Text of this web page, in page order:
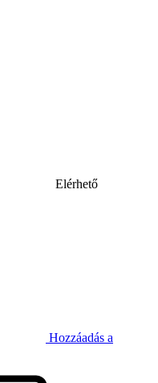
Elérhető
Hozzáadás a